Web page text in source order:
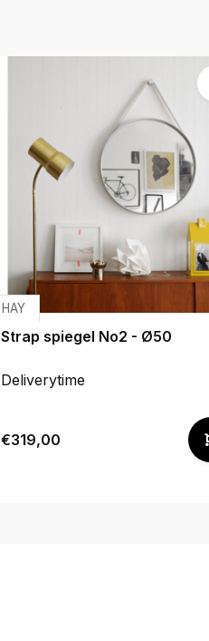
HAY
Strap spiegel No2 - Ø50
Deliverytime
€319,00